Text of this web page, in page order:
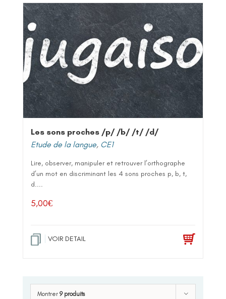
Les sons proches /p/ /b/ /t/ /d/
Etude de la langue, CE1
Lire, observer, manipuler et retrouver l’orthographe
d’un mot en discriminant les 4 sons proches p, b, t,
d....
5,00€
VOIR DETAIL
Montrer 9 produits